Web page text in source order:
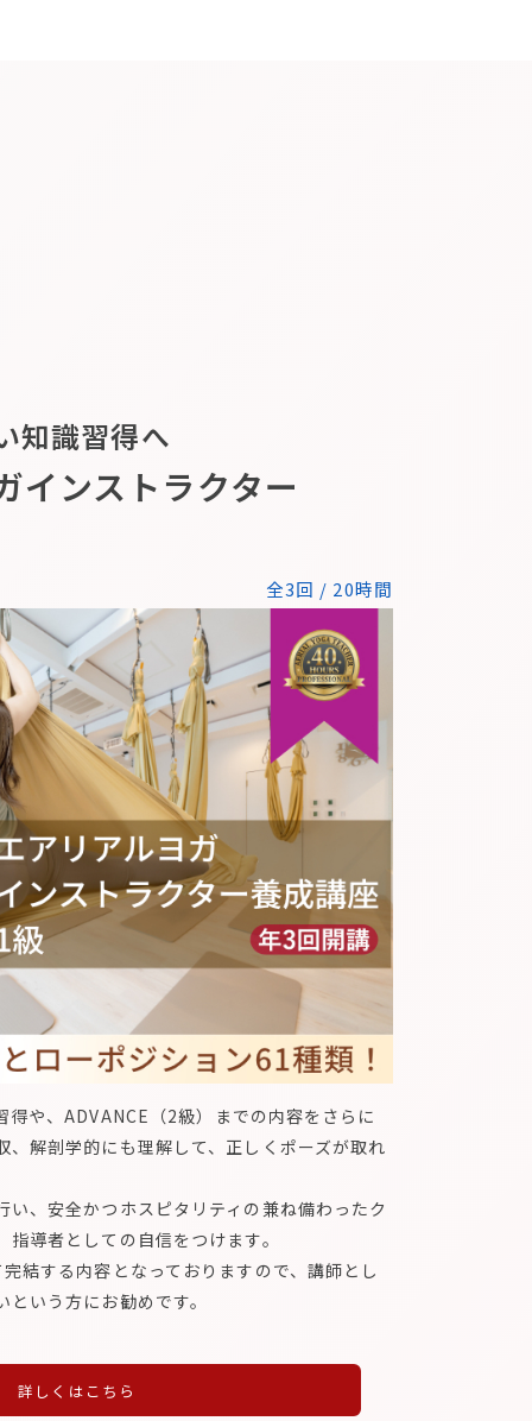
知識習得へ
インストラクター
全3回 / 20時間
や、ADVANCE（2級）までの内容をさらに
、解剖学的にも理解して、正しくポーズが取れ
、安全かつホスピタリティの兼ね備わったク
導者としての自信をつけます。
結する内容となっておりますので、講師とし
いう方にお勧めです。
詳しくはこちら